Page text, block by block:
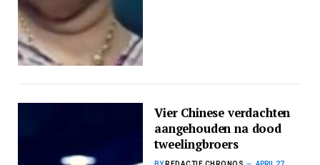
Vier Chinese verdachten
aangehouden na dood
tweelingbroers